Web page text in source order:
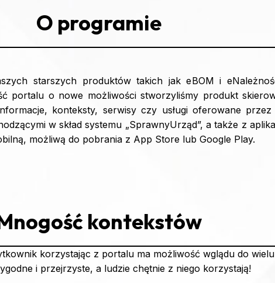
O programie
starszych produktów takich jak eBOM i
portalu o nowe możliwości stworzyliśmy produkt
konteksty, serwisy czy usługi oferowane
w skład systemu „SprawnyUrząd”, a także z
możliwą do pobrania z App Store lub Google Play.
kontekstów
korzystając z portalu ma możliwość wglądu do
i przejrzyste, a ludzie chętnie z niego korzystają!